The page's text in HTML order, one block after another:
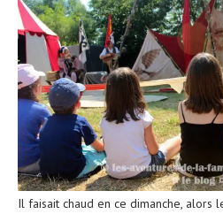
Il faisait chaud en ce dimanche, alors